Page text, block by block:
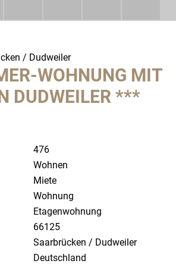
/ Dudweiler
WOHNUNG MIT
DUDWEILER ***
476
Wohnen
Miete
Wohnung
Etagenwohnung
66125
Saarbrücken / Dudweiler
Deutschland